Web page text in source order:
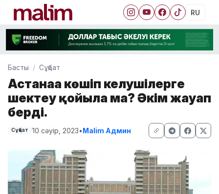
RU
Басты Сұқбат
Астанаға көшіп келушілерге
шектеу қойыла ма? Әкім жауап
берді.
Сұқбат 10 сәуір, 2023•Malim Админ